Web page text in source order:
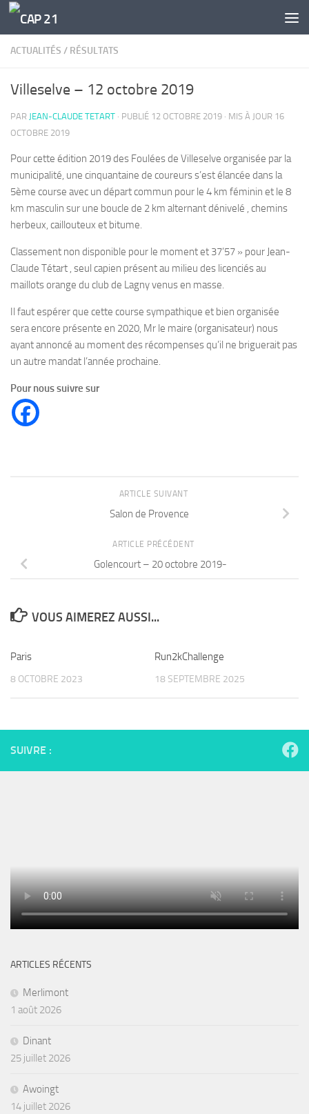
Skip to content
ACTUALITÉS / RÉSULTATS
Villeselve – 12 octobre 2019
PAR JEAN-CLAUDE TETART · PUBLIÉ 12 OCTOBRE 2019 · MIS À JOUR 16
OCTOBRE 2019
Pour cette édition 2019 des Foulées de Villeselve organisée par la
municipalité, une cinquantaine de coureurs s’est élancée dans la
5ème course avec un départ commun pour le 4 km féminin et le 8
km masculin sur une boucle de 2 km alternant dénivelé , chemins
herbeux, caillouteux et bitume.
Classement non disponible pour le moment et 37’57 » pour Jean-
Claude Tétart , seul capien présent au milieu des licenciés au
maillots orange du club de Lagny venus en masse.
Il faut espérer que cette course sympathique et bien organisée
sera encore présente en 2020, Mr le maire (organisateur) nous
ayant annoncé au moment des récompenses qu’il ne briguerait pas
un autre mandat l’année prochaine.
Pour nous suivre sur
ARTICLE SUIVANT
Salon de Provence
ARTICLE PRÉCÉDENT
Golencourt – 20 octobre 2019-
VOUS AIMEREZ AUSSI...
Paris
8 OCTOBRE 2023
Run2kChallenge
18 SEPTEMBRE 2025
SUIVRE :
ARTICLES RÉCENTS
Merlimont
1 août 2026
Dinant
25 juillet 2026
Awoingt
14 juillet 2026